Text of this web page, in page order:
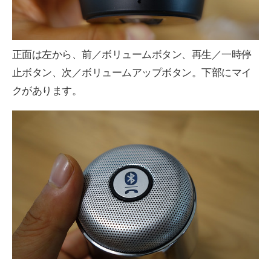
正面は左から、前／ボリュームボタン、再生／一時停
止ボタン、次／ボリュームアップボタン。下部にマイ
クがあります。